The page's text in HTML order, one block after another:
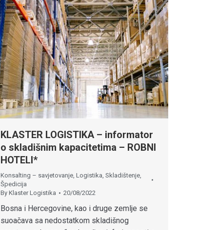
KLASTER LOGISTIKA – informator
o skladišnim kapacitetima – ROBNI
HOTELI*
Konsalting – savjetovanje Logistika Skladištenje
Špedicija
By Klaster Logistika 20/08/2022
Bosna i Hercegovine, kao i druge zemlje se
suoačava sa nedostatkom skladišnog